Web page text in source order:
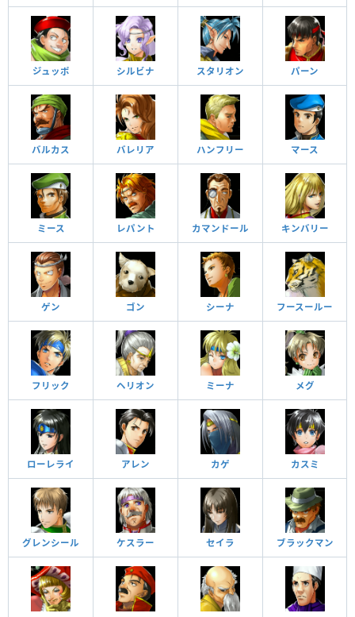
ジュッポ シルビナ スタリオン パーン
バルカス バレリア ハンフリー マース
ミース レパント カマンドール キンバリー
ゲン ゴン シーナ フースールー
フリック ヘリオン ミーナ メグ
ローレライ アレン カゲ カスミ
グレンシール ケスラー セイラ ブラックマン